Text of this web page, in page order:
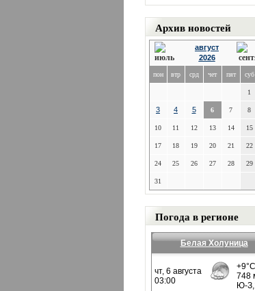
Архив новостей
август
2026
пон втр срд чет пят суб
1
3 4 5 6 7 8
10 11 12 13 14 15
17 18 19 20 21 22
24 25 26 27 28 29
31
Погода в регионе
Белая Холуница